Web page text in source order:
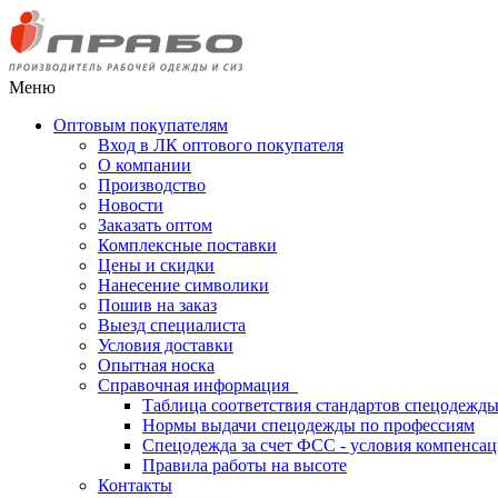
Меню
Оптовым покупателям
Вход в ЛК оптового покупателя
О компании
Производство
Новости
Заказать оптом
Комплексные поставки
Цены и скидки
Нанесение символики
Пошив на заказ
Выезд специалиста
Условия доставки
Опытная носка
Справочная информация
Таблица соответствия стандартов спецодежды
Нормы выдачи спецодежды по профессиям
Спецодежда за счет ФСС - условия
Правила работы на высоте
Контакты